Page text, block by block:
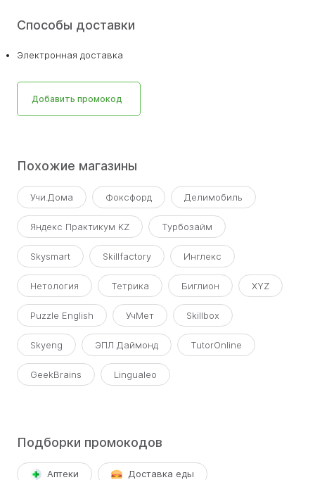
Способы доставки
Электронная доставка
Добавить промокод
Похожие магазины
Учи.Дома Фоксфорд Делимобиль
Яндекс Практикум KZ Турбозайм
Skysmart Skillfactory Инглекс
Нетология Тетрика Биглион XYZ
Puzzle English УчМет Skillbox
Skyeng ЭПЛ Даймонд TutorOnline
GeekBrains Lingualeo
Подборки промокодов
Аптеки Доставка еды